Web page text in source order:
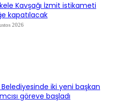
Kavşağı İzmit istikameti
kapatılacak
2026
iki yeni başkan
göreve başladı